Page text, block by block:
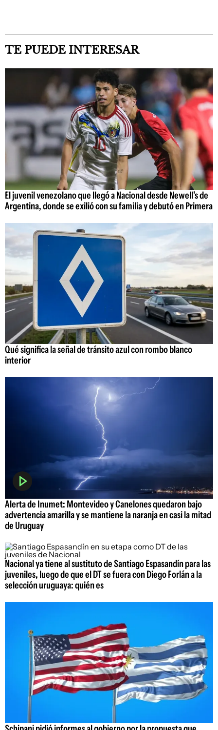
TE PUEDE INTERESAR
El juvenil venezolano que llegó a Nacional desde Newell's de
Argentina, donde se exilió con su familia y debutó en Primera
Qué significa la señal de tránsito azul con rombo blanco
interior
Alerta de Inumet: Montevideo y Canelones quedaron bajo
advertencia amarilla y se mantiene la naranja en casi la mitad
de Uruguay
Nacional ya tiene al sustituto de Santiago Espasandín para las
juveniles, luego de que el DT se fuera con Diego Forlán a la
selección uruguaya: quién es